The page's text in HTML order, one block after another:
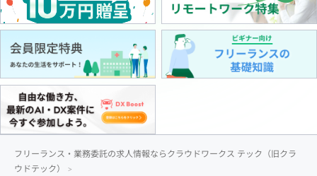
フリーランス・業務委託の求人情報ならクラウドワークス テック（旧クラ
ウドテック）